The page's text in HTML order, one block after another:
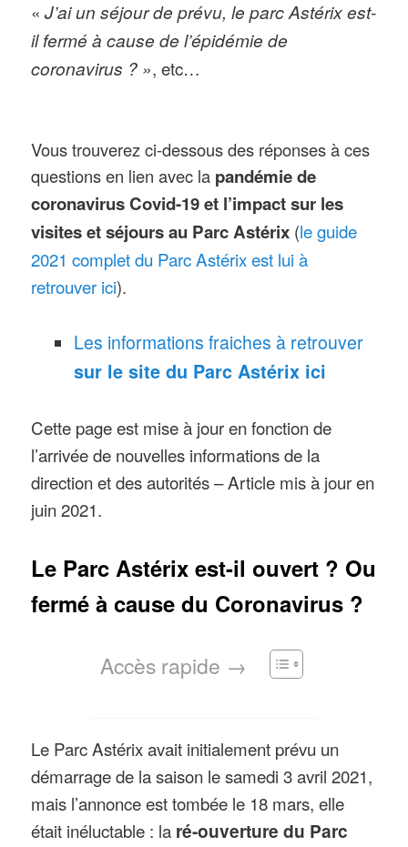
«J’ai un séjour de prévu, le parc Astérix est-
il fermé à cause de l’épidémie de
coronavirus ? », etc…
Vous trouverez ci-dessous des réponses à ces
questions en lien avec la pandémie de
coronavirus Covid-19 et l’impact sur les
visites et séjours au Parc Astérix (le guide
2021 complet du Parc Astérix est lui à
retrouver ici).
Les informations fraiches à retrouver
sur le site du Parc Astérix ici
Cette page est mise à jour en fonction de
l’arrivée de nouvelles informations de la
direction et des autorités – Article mis à jour en
juin 2021.
Le Parc Astérix est-il ouvert ? Ou
fermé à cause du Coronavirus ?
Accès rapide →
Le Parc Astérix avait initialement prévu un
démarrage de la saison le samedi 3 avril 2021,
mais l’annonce est tombée le 18 mars, elle
était inéluctable : la ré-ouverture du Parc